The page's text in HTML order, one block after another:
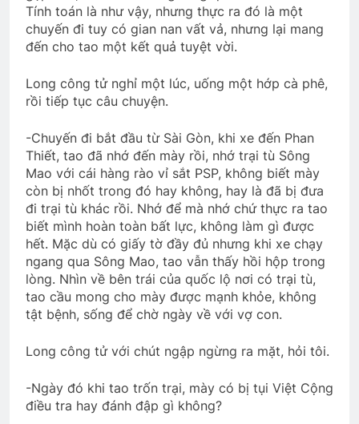
Tính toán là như vậy, nhưng thực ra đó là một
chuyến đi tuy có gian nan vất vả, nhưng lại mang
đến cho tao một kết quả tuyệt vời.
Long công tử nghỉ một lúc, uống một hớp cà phê,
rồi tiếp tục câu chuyện.
-Chuyến đi bắt đầu từ Sài Gòn, khi xe đến Phan
Thiết, tao đã nhớ đến mày rồi, nhớ trại tù Sông
Mao với cái hàng rào vỉ sắt PSP, không biết mày
còn bị nhốt trong đó hay không, hay là đã bị đưa
đi trại tù khác rồi. Nhớ để mà nhớ chứ thực ra tao
biết mình hoàn toàn bất lực, không làm gì được
hết. Mặc dù có giấy tờ đầy đủ nhưng khi xe chạy
ngang qua Sông Mao, tao vẫn thấy hồi hộp trong
lòng. Nhìn về bên trái của quốc lộ nơi có trại tù,
tao cầu mong cho mày được mạnh khỏe, không
tật bệnh, sống để chờ ngày về với vợ con.
Long công tử với chút ngập ngừng ra mặt, hỏi tôi.
-Ngày đó khi tao trốn trại, mày có bị tụi Việt Cộng
điều tra hay đánh đập gì không?